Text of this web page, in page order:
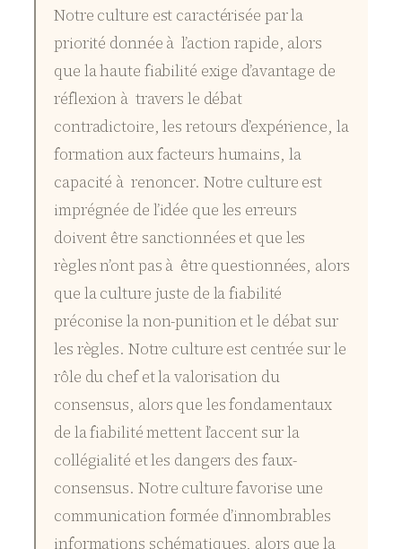
Notre culture est caractérisée par la
priorité donnée à l’action rapide, alors
que la haute fiabilité exige d’avantage de
réflexion à travers le débat
contradictoire, les retours d’expérience, la
formation aux facteurs humains, la
capacité à renoncer. Notre culture est
imprégnée de l’idée que les erreurs
doivent être sanctionnées et que les
règles n’ont pas à être questionnées, alors
que la culture juste de la fiabilité
préconise la non-punition et le débat sur
les règles. Notre culture est centrée sur le
rôle du chef et la valorisation du
consensus, alors que les fondamentaux
de la fiabilité mettent l’accent sur la
collégialité et les dangers des faux-
consensus. Notre culture favorise une
communication formée d’innombrables
informations schématiques, alors que la